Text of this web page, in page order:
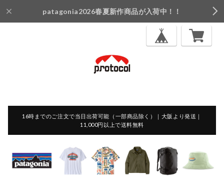
patagonia2026春夏新作商品が入荷中！！
16時までのご注文で当日出荷可能（一部商品除く）｜大阪より発送｜
11,000円以上で送料無料